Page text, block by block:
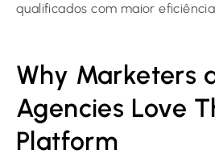
qualificados com maior
Why Marketers
Agencies Love
Platform